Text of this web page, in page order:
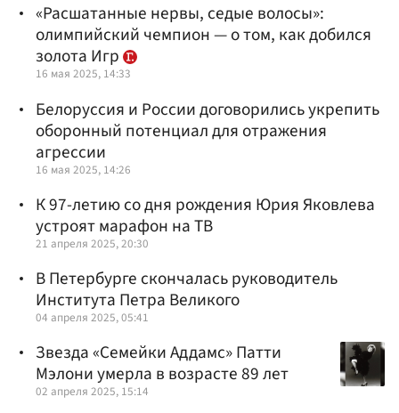
«Расшатанные нервы, седые волосы»:
олимпийский чемпион — о том, как добился
золота Игр
16 мая 2025, 14:33
Белоруссия и России договорились укрепить
оборонный потенциал для отражения
агрессии
16 мая 2025, 14:26
К 97-летию со дня рождения Юрия Яковлева
устроят марафон на ТВ
21 апреля 2025, 20:30
В Петербурге скончалась руководитель
Института Петра Великого
04 апреля 2025, 05:41
Звезда «Семейки Аддамс» Патти
Мэлони умерла в возрасте 89 лет
02 апреля 2025, 15:14